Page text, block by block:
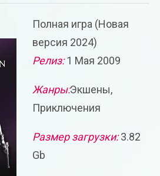
Полная игра (Новая
версия 2024)
Релиз:1 Мая 2009
Жанры:Экшены,
Приключения
Размер загрузки:3.82
Gb